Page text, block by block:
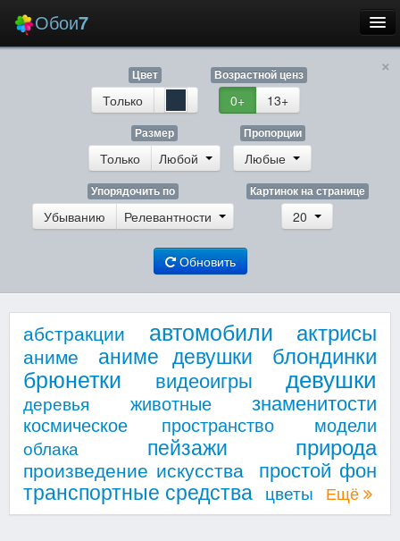
Обои7
Заставки
Вход
×
Цвет
Только
Возрастной ценз
0+ 13+
Размер
Только Любой
Пропорции
Любые
Упорядочить по
Убыванию Релевантности
Картинок на странице
20
Обновить
абстракции автомобили актрисы
аниме аниме девушки блондинки
брюнетки видеоигры девушки
деревья животные знаменитости
космическое пространство модели
облака пейзажи природа
произведение искусства простой фон
транспортные средства цветы Ещё